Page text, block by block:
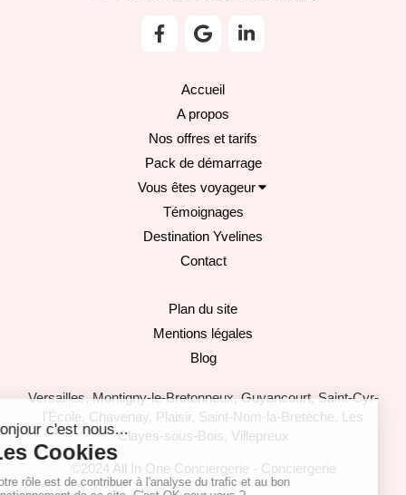
Accueil
A propos
Nos offres et tarifs
Pack de démarrage
Vous êtes voyageur
Témoignages
Destination Yvelines
Contact
Plan du site
Mentions légales
Blog
Versailles, Montigny-le-Bretonneux, Guyancourt, Saint-Cyr-
l'École, Chavenay, Plaisir, Saint-Nom-la-Bretèche, Les
Clayes-sous-Bois, Villepreux
©2024 All In One Conciergerie - Conciergerie